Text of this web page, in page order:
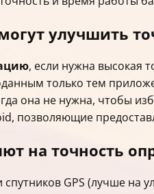
улучшить
, если нужна высокая
только тем
она не нужна, чтобы
позволяющие
на точность
GPS (лучше на